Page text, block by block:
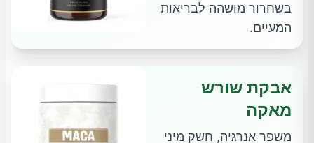
בשחרור מושהה לבריאות
המעיים.
אבקת שורש
מאקה
משפר אנרגיה, חשק מיני